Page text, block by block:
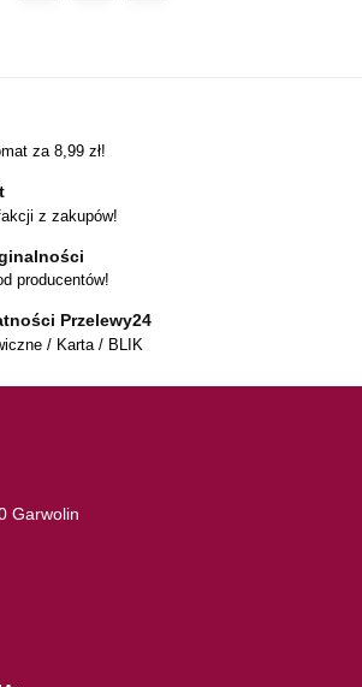
za 8,99 zł!
z zakupów!
producentów!
Przelewy24
/ Karta / BLIK
Garwolin